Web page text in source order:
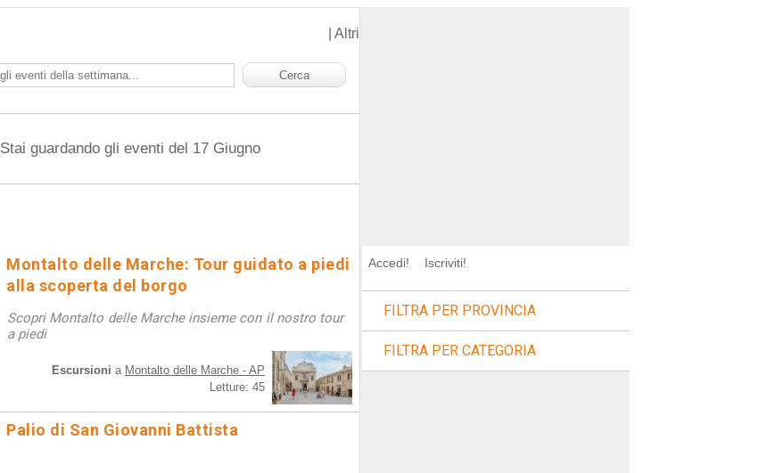
Altri
Stai guardando gli eventi del 17 Giugno
Montalto delle Marche: Tour guidato a piedi
alla scoperta del borgo
Scopri Montalto delle Marche insieme con il nostro tour
a piedi
Escursioni a Montalto delle Marche - AP
Letture: 45
Palio di San Giovanni Battista
Accedi! Iscriviti!
FILTRA PER PROVINCIA
FILTRA PER CATEGORIA